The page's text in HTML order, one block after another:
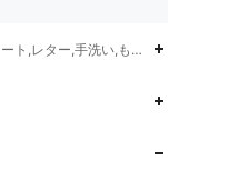
ト,レター,手洗い,もしくはプロによる